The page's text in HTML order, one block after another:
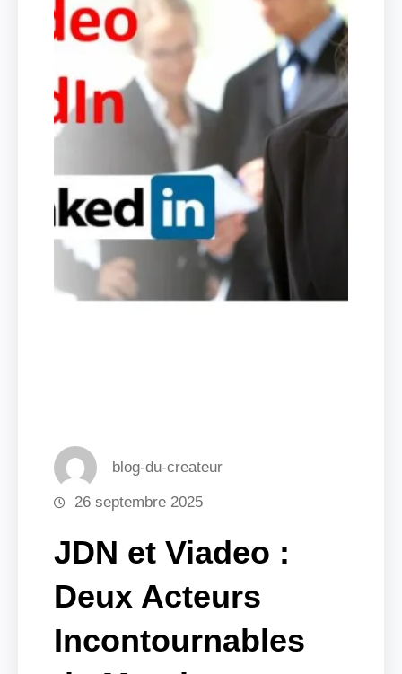
blog-du-createur
26 septembre 2025
JDN et Viadeo :
Deux Acteurs
Incontournables